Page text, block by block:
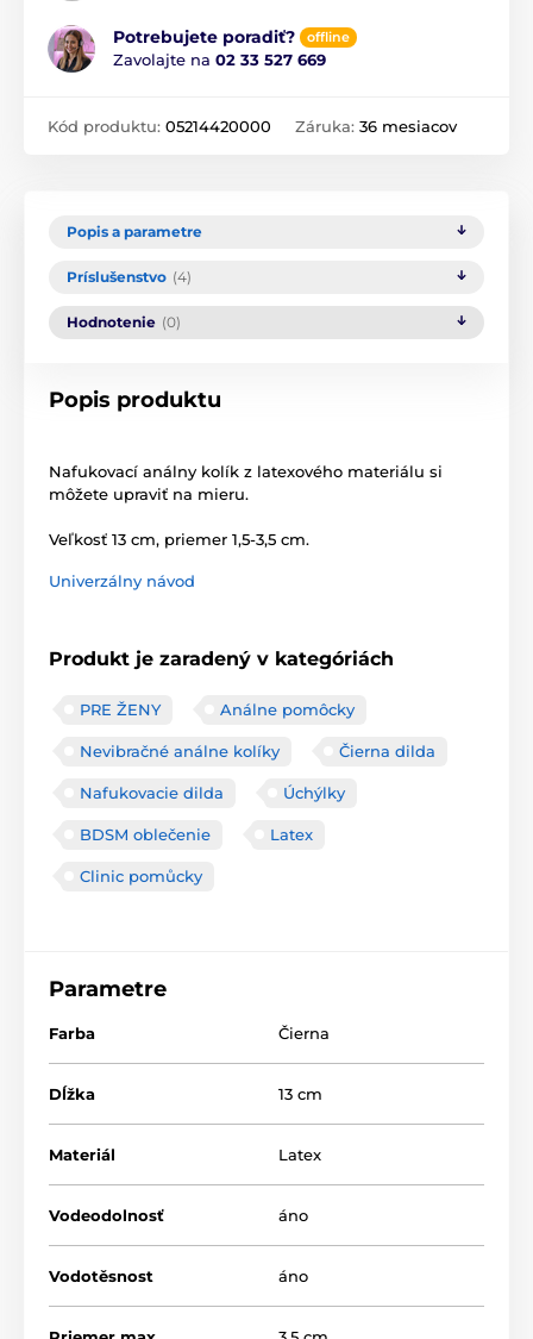
Potrebujete poradiť? offline
Zavolajte na 02 33 527 669
Kód produktu: 05214420000 Záruka: 36 mesiacov
Popis a parametre
Príslušenstvo (4)
Hodnotenie (0)
Popis produktu
Nafukovací análny kolík z latexového materiálu si
môžete upraviť na mieru.
Veľkosť 13 cm, priemer 1,5-3,5 cm.
Univerzálny návod
Produkt je zaradený v kategóriách
PRE ŽENY Análne pomôcky
Nevibračné análne kolíky Čierna dilda
Nafukovacie dilda Úchýlky
BDSM oblečenie Latex
Clinic pomůcky
Parametre
Farba Čierna
Dĺžka 13 cm
Materiál Latex
Vodeodolnosť áno
Vodotěsnost áno